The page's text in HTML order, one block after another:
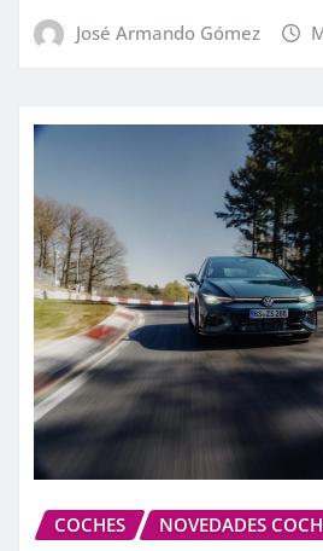
José Armando Gómez
COCHES NOVEDADES